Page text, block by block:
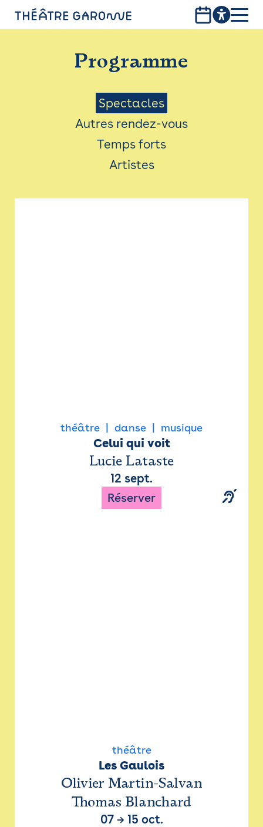
PROGRAMME
INFOS PRATIQUES
AVEC LES PUBLICS
ACCESSIBILITÉ
LES PRODUCTIONS
Programme
Menu
Saison
Spectacles
Autres rendez-vous
Temps forts
Artistes
théâtre danse musique
Celui qui voit
Lucie Lataste
12 sept.
Réserver
théâtre
Les Gaulois
Olivier Martin-Salvan
Thomas Blanchard
07→ 15 oct.